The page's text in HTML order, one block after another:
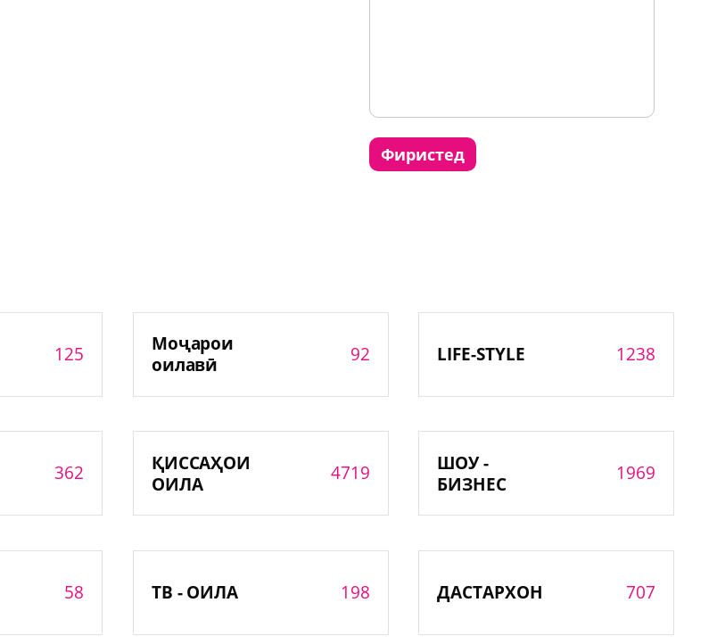
фиристед
125
Моҷарои
оилавӣ
92 LIFE-STYLE 1238
362
ҚИССАҲОИ
ОИЛА
4719
ШОУ -
БИЗНЕС
1969
58 ТВ - ОИЛА 198 ДАСТАРХОН 707